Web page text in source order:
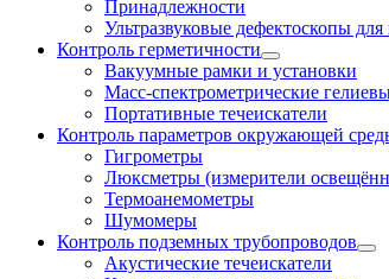
Принадлежности
Ультразвуковые дефектоскопы
Контроль герметичности
Вакуумные рамки и установки
Масс-спектрометрические
Портативные течеискатели
Контроль параметров окружающей
Гигрометры
Люксметры (измерители
Термоанемометры
Шумомеры
Контроль подземных трубопроводов
Акустические течеискатели